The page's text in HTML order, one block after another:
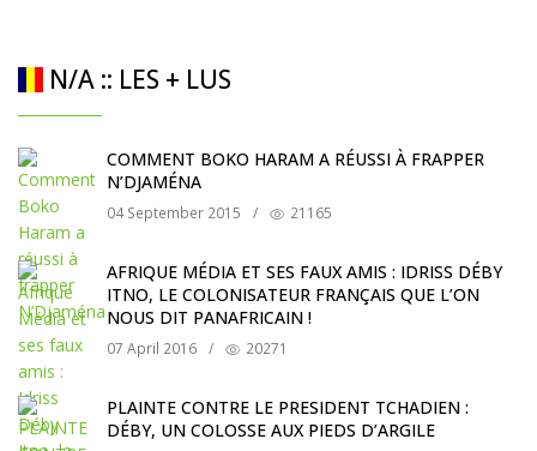
N/A :: LES + LUS
COMMENT BOKO HARAM A RÉUSSI À FRAPPER
N’DJAMÉNA
04 September 2015 / 21165
AFRIQUE MÉDIA ET SES FAUX AMIS : IDRISS DÉBY
ITNO, LE COLONISATEUR FRANÇAIS QUE L’ON
NOUS DIT PANAFRICAIN !
07 April 2016 / 20271
PLAINTE CONTRE LE PRESIDENT TCHADIEN :
DÉBY, UN COLOSSE AUX PIEDS D’ARGILE